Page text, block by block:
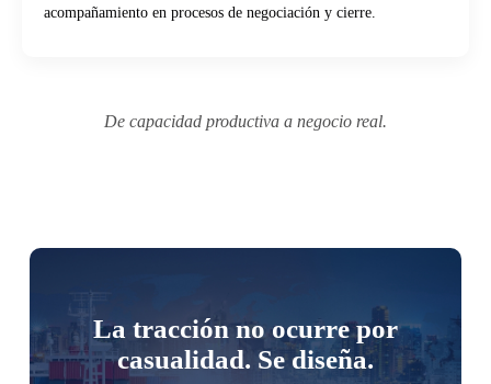
acompañamiento en procesos de negociación y cierre.
De capacidad productiva a negocio real.
La tracción no ocurre por
casualidad. Se diseña.